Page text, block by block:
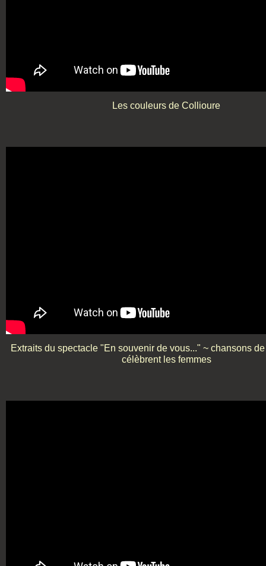
Les couleurs de Collioure
Extraits du spectacle "En souvenir de vous..." ~ chansons
célèbrent les femmes